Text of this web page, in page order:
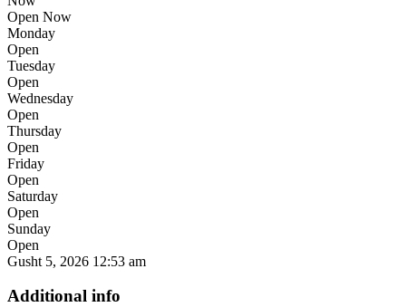
Open Now
Monday
Open
Tuesday
Open
Wednesday
Open
Thursday
Open
Friday
Open
Saturday
Open
Sunday
Open
Gusht 5, 2026 12:53 am
Additional info